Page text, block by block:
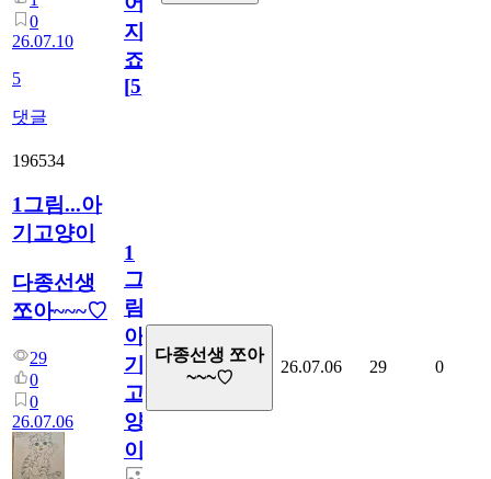
0
26.07.10
5
댓글
지
죠.?
[5]
196534
1그림...아
기고양이
다종선생
쪼아~~~♡
29
0
0
26.07.06
1
그
림...
아
기
고
양
이
다종선생 쪼아
~~~♡
26.07.06 29 0